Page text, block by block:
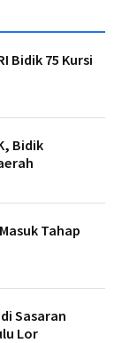
Bidik 75 Kursi
Bidik
Tahap
Sasaran
Lor